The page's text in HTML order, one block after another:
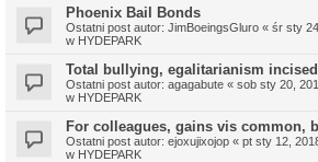
Phoenix Bail Bonds
Ostatni post autor: JimBoeingsGluro « śr sty
w HYDEPARK
Total bullying, egalitarianism
Ostatni post autor: agagabute « sob sty 20,
w HYDEPARK
For colleagues, gains vis common,
Ostatni post autor: ejoxujixojop « pt sty 12,
w HYDEPARK